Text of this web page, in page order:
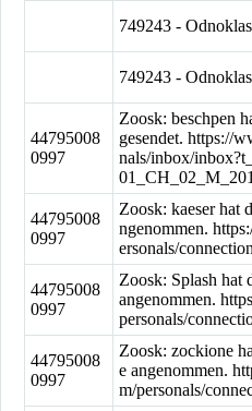
749243 -
749243 -
44795008
0997
Zoosk: beschpen
gesendet. https://
nals/inbox/
44795008
0997
Zoosk: kaeser hat
ngenommen.
ersonals/
44795008
0997
Zoosk: Splash hat
angenommen.
personals/
44795008
0997
Zoosk: zockione
e angenommen.
m/personals/